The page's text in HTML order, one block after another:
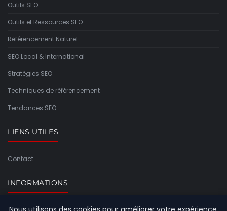
Outils SEO
Outils et Ressources SEO
Référencement Naturel
SEO Local & International
Stratégies SEO
Techniques de référencement
Tendances SEO
LIENS UTILES
Contact
INFORMATIONS